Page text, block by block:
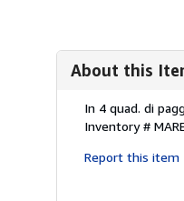
About this
Description:
In 4 quad. di
Inventory #
Report this item